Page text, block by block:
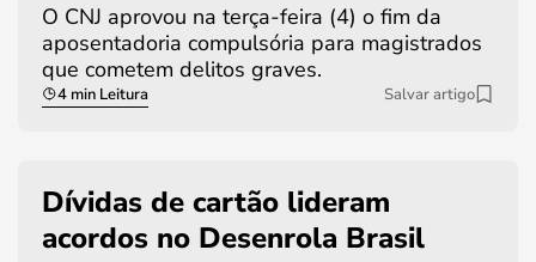
O CNJ aprovou na terça-feira (4) o fim da
aposentadoria compulsória para magistrados
que cometem delitos graves.
4 min Leitura Salvar artigo
Dívidas de cartão lideram
acordos no Desenrola Brasil